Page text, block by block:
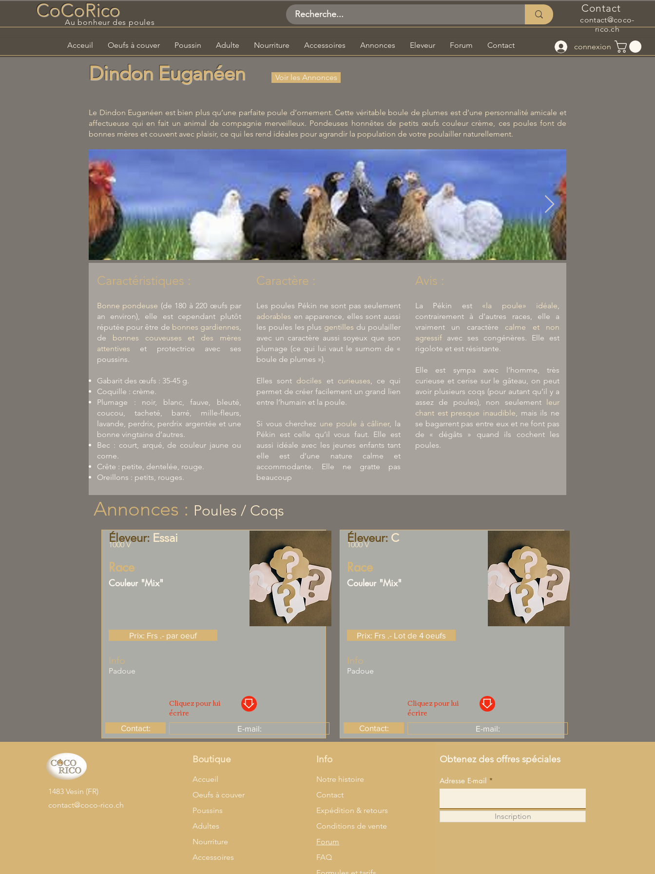
CoCoRico
Au bonheur des poules
Contact
contact@coco-
rico.ch
connexion
Acceuil Oeufs à couver Poussin Adulte Nourriture Accessoires Annonces Eleveur Forum Contact
Dindon Euganéen Voir les Annonces
Le Dindon Euganéen est bien plus qu’une parfaite poule d’ornement. Cette véritable boule de plumes est d’une personnalité amicale et
affectueuse qui en fait un animal de compagnie merveilleux. Pondeuses honnêtes de petits œufs couleur crème, ces poules font de
bonnes mères et couvent avec plaisir, ce qui les rend idéales pour agrandir la population de votre poulailler naturellement.
Caractéristiques :
Bonne pondeuse (de 180 à 220 œufs par
an environ), elle est cependant plutôt
réputée pour être de bonnes gardiennes,
de bonnes couveuses et des mères
attentives et protectrice avec ses
poussins.
Gabarit des œufs : 35-45 g.
Coquille : crème.
Plumage : noir, blanc, fauve, bleuté,
coucou, tacheté, barré, mille-fleurs,
lavande, perdrix, perdrix argentée et une
bonne vingtaine d’autres.
Bec : court, arqué, de couleur jaune ou
corne.
Crête : petite, dentelée, rouge.
Oreillons : petits, rouges.
Caractère :
Les poules Pékin ne sont pas seulement
adorables en apparence, elles sont aussi
les poules les plus gentilles du poulailler
avec un caractère aussi soyeux que son
plumage (ce qui lui vaut le surnom de «
boule de plumes »).
Elles sont dociles et curieuses, ce qui
permet de créer facilement un grand lien
entre l’humain et la poule.
Si vous cherchez une poule à câliner, la
Pékin est celle qu’il vous faut. Elle est
aussi idéale avec les jeunes enfants tant
elle est d’une nature calme et
accommodante. Elle ne gratte pas
beaucoup
Avis :
La Pékin est «la poule» idéale,
contrairement à d’autres races, elle a
vraiment un caractère calme et non
agressif avec ses congénères. Elle est
rigolote et est résistante.
Elle est sympa avec l’homme, très
curieuse et cerise sur le gâteau, on peut
avoir plusieurs coqs (pour autant qu’il y a
assez de poules), non seulement leur
chant est presque inaudible, mais ils ne
se bagarrent pas entre eux et ne font pas
de « dégâts » quand ils cochent les
poules.
Annonces : Poules / Coqs
Éleveur: Essai
1000 V
Race
Couleur "Mix"
Prix: Frs .- par oeuf
Info
Padoue
Cliquez pour lui
écrire
Contact: E-mail:
Éleveur: C
1000 V
Race
Couleur "Mix"
Prix: Frs .- Lot de 4 oeufs
Info
Padoue
Cliquez pour lui
écrire
Contact: E-mail:
1483 Vesin (FR)
contact@coco-rico.ch
Boutique
Accueil
Oeufs à couver
Poussins
Adultes
Nourriture
Accessoires
Info
Notre histoire
Contact
Expédition & retours
Conditions de vente
Forum
FAQ
Obtenez des offres spéciales
Adresse E-mail
Inscription